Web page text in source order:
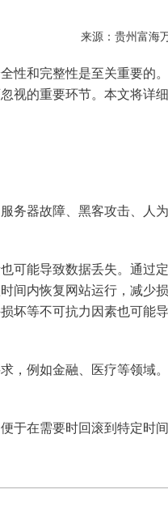
来源：贵州富海
性和完整性是至关重要的
视的重要环节。本文将详
务器故障、黑客攻击、人
可能导致数据丢失。通过
间内恢复网站运行，减少
坏等不可抗力因素也可能
，例如金融、医疗等领域
于在需要时回滚到特定时